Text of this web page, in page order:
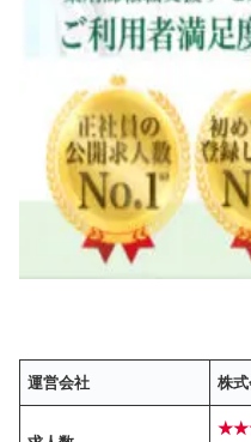
運営会社 株